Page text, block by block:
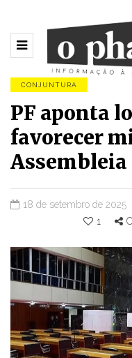
CONJUNTURA
PF aponta
favorecer
Assembleia
18 de setembro de 2025
1